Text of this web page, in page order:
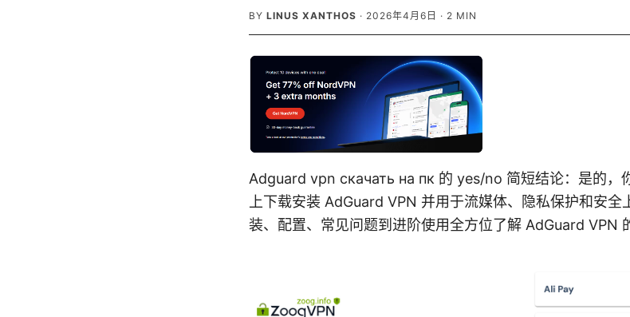
BY LINUS XANTHOS · 2026年4月6日 · 2 MIN
Adguard vpn скачать на пк 的 yes/no 简短结论：是的，
上下载安装 AdGuard VPN 并用于流媒体、隐私保护和安
装、配置、常见问题到进阶使用全方位了解 AdGuard VPN